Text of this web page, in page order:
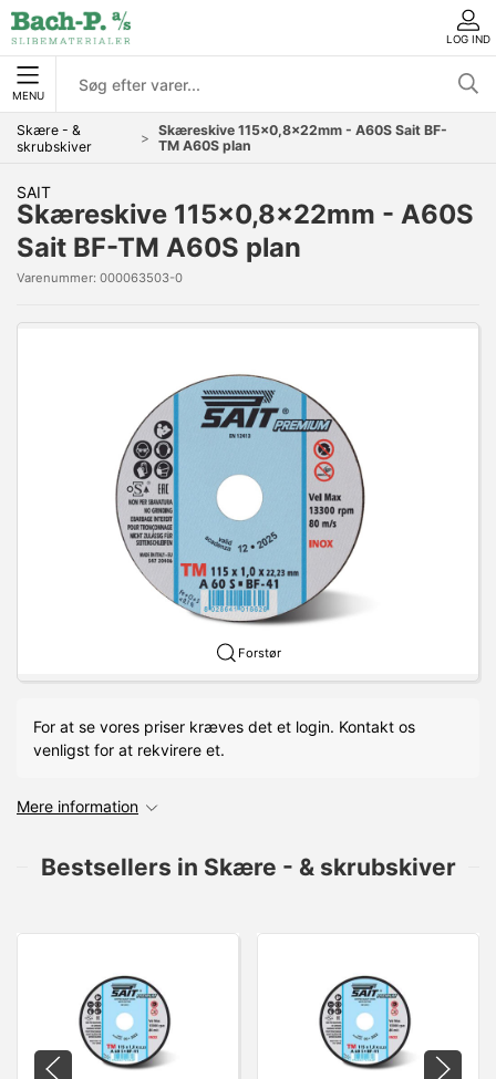
LOG IND
MENU
Skære - &
skrubskiver
Skæreskive 115x0,8x22mm - A60S Sait BF-
TM A60S plan
SAIT
Skæreskive 115x0,8x22mm - A60S
Sait BF-TM A60S plan
Varenummer: 000063503-0
Forstør
For at se vores priser kræves det et login. Kontakt os
venligst for at rekvirere et.
Mere information
Bestsellers in Skære - & skrubskiver